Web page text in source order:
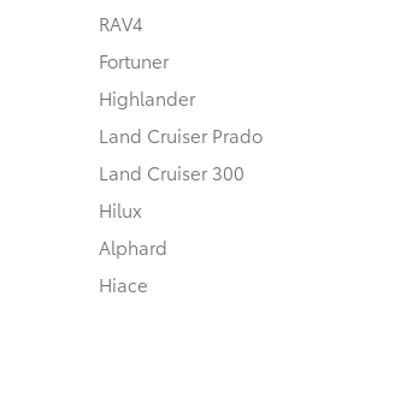
RAV4
Fortuner
Highlander
Land Cruiser Prado
Land Cruiser 300
Hilux
Alphard
Hiace